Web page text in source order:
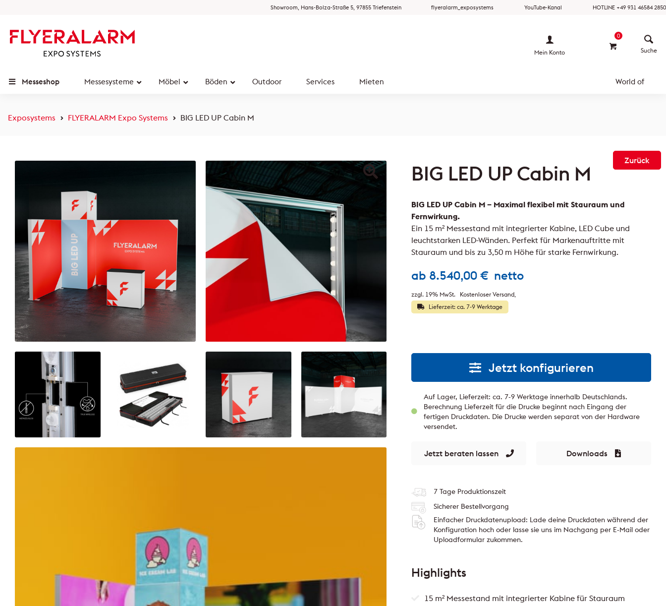
Showroom, Hans-Bolza-Straße 5, 97855 Triefenstein flyeralarm_exposystems YouTube-Kanal HOTLINE +49 931 46584 2850
0
Messeshop Messesysteme Möbel Böden Outdoor Services Mieten World of
Mein Konto
Exposystems FLYERALARM Expo Systems BIG LED UP Cabin M
Zurück
BIG LED UP Cabin M
ab 8.540,00€ netto
zzgl. 19% MwSt.
Kostenloser Versand
Lieferzeit: ca. 7-9 Werktage
BIG LED UP Cabin M – Maximal flexibel mit Stauraum und
Fernwirkung.
Ein 15 m² Messestand mit integrierter Kabine, LED Cube und
leuchtstarken LED-Wänden. Perfekt für Markenauftritte mit
Stauraum und bis zu 3,50 m Höhe für starke Fernwirkung.
Jetzt konfigurieren
Auf Lager, Lieferzeit: ca. 7-9 Werktage innerhalb Deutschlands.
Berechnung Lieferzeit für die Drucke beginnt nach Eingang der
fertigen Druckdaten. Die Drucke werden separat von der Hardware
versendet.
Jetzt beraten lassen Downloads
7 Tage Produktionszeit
Sicherer Bestellvorgang
Einfacher Druckdatenupload: Lade deine Druckdaten während der
Konfiguration hoch oder lasse sie uns im Nachgang per E-Mail oder
Uploadformular zukommen.
Highlights
15 m² Messestand mit integrierter Kabine für Stauraum